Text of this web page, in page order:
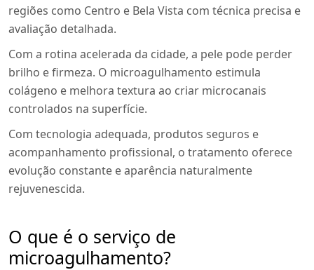
regiões como Centro e Bela Vista com técnica precisa e
avaliação detalhada.
Com a rotina acelerada da cidade, a pele pode perder
brilho e firmeza. O microagulhamento estimula
colágeno e melhora textura ao criar microcanais
controlados na superfície.
Com tecnologia adequada, produtos seguros e
acompanhamento profissional, o tratamento oferece
evolução constante e aparência naturalmente
rejuvenescida.
O que é o serviço de
microagulhamento?